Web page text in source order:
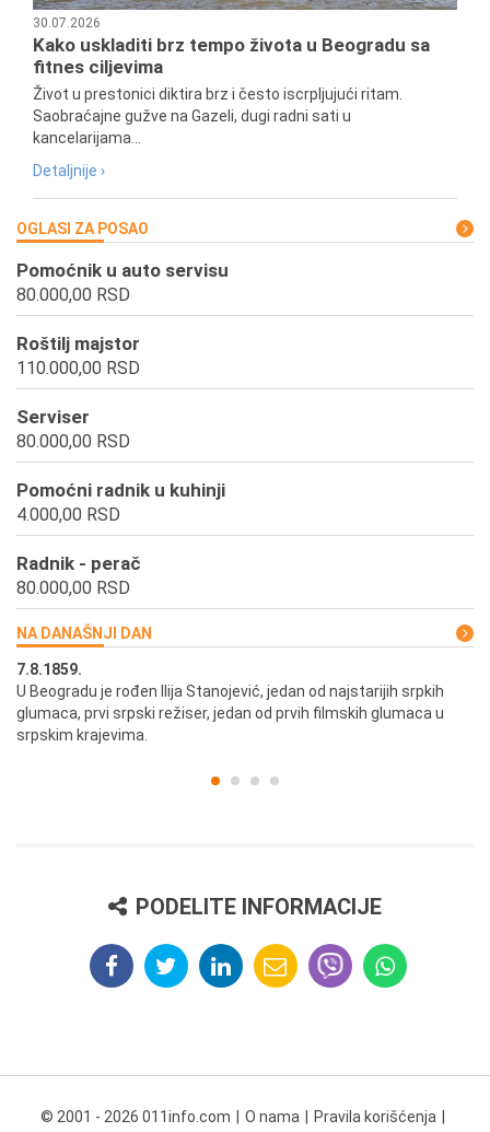
30.07.2026
Kako uskladiti brz tempo života u Beogradu sa
fitnes ciljevima
Život u prestonici diktira brz i često iscrpljujući ritam.
Saobraćajne gužve na Gazeli, dugi radni sati u
kancelarijama...
Detaljnije ›
OGLASI ZA POSAO
Pomoćnik u auto servisu
80.000,00 RSD
Roštilj majstor
110.000,00 RSD
Serviser
80.000,00 RSD
Pomoćni radnik u kuhinji
4.000,00 RSD
Radnik - perač
80.000,00 RSD
NA DANAŠNJI DAN
7.8.1859.
U Beogradu je rođen Ilija Stanojević, jedan od najstarijih srpkih
glumaca, prvi srpski režiser, jedan od prvih filmskih glumaca u
srpskim krajevima.
PODELITE INFORMACIJE
© 2001 - 2026 011info.com O nama Pravila korišćenja